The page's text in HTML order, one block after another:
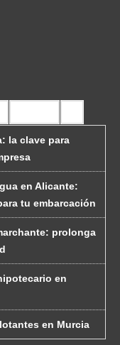
la clave para
en Alicante:
tu embarcación
prolonga
en
en Murcia